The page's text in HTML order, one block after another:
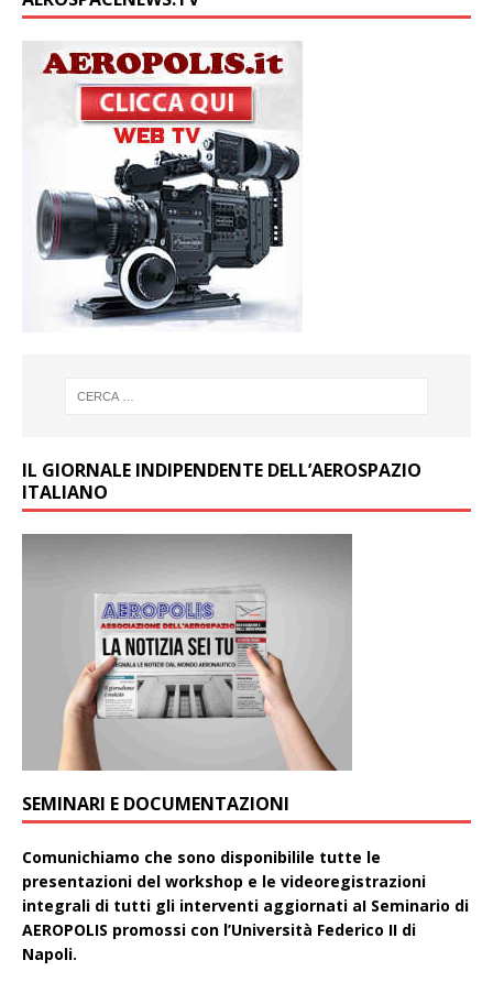
IL GIORNALE INDIPENDENTE DELL’AEROSPAZIO
ITALIANO
SEMINARI E DOCUMENTAZIONI
Comunichiamo che sono disponibilile tutte le
presentazioni del workshop e le videoregistrazioni
integrali di tutti gli interventi aggiornati aI Seminario di
AEROPOLIS promossi con l’Università Federico II di
Napoli.